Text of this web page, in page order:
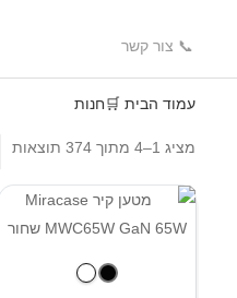
📞 צור קשר
עמוד הבית 🛒חנות
מציג 1–4 מתוך 374 תוצאות